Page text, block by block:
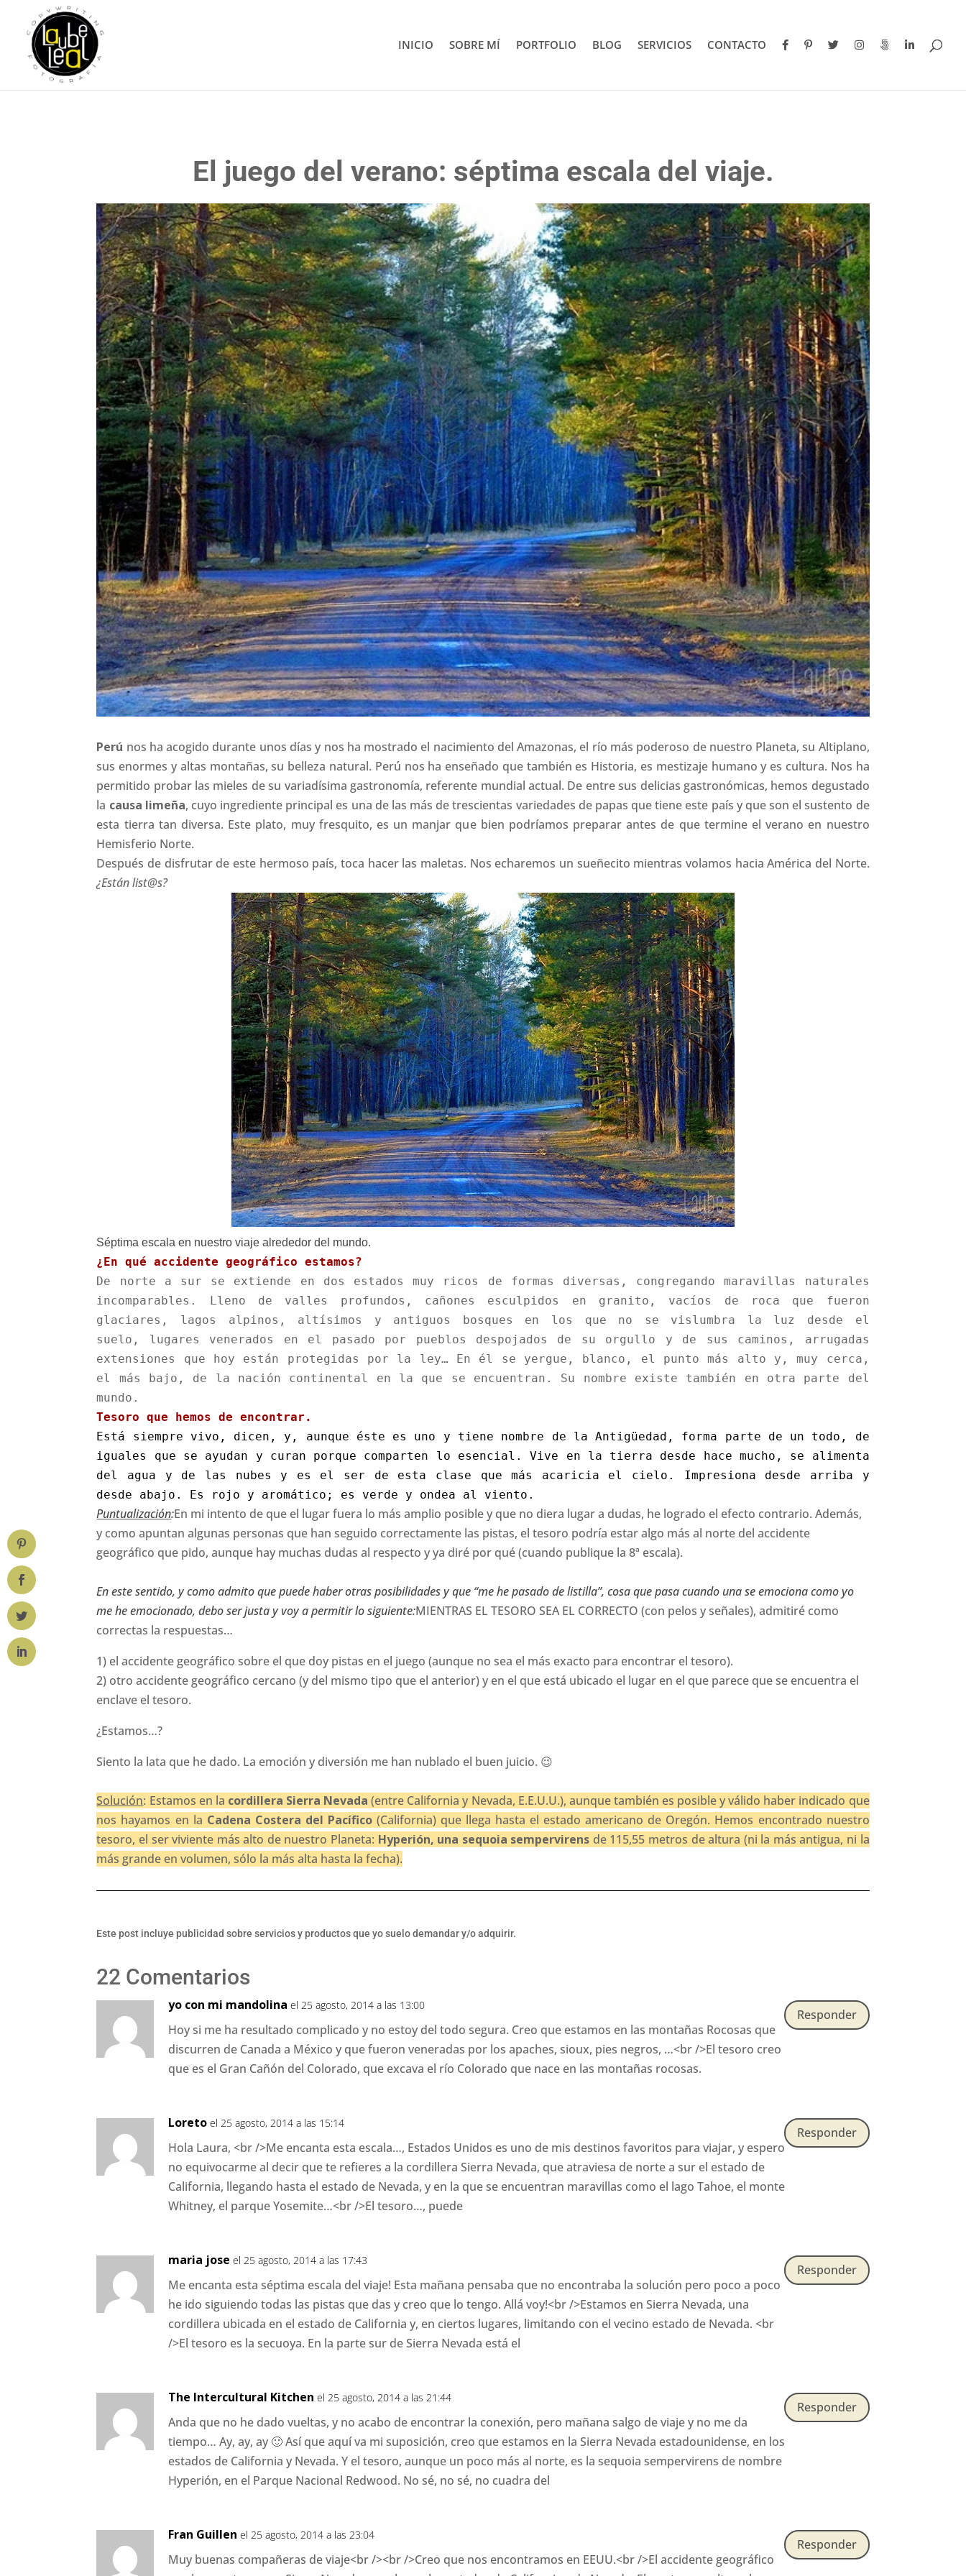
INICIO SOBRE MÍ PORTFOLIO BLOG SERVICIOS CONTACTO
El juego del verano: séptima escala del viaje.
Perú nos ha acogido durante unos días y nos ha mostrado el nacimiento del Amazonas, el río más poderoso de nuestro Planeta, su Altiplano,
sus enormes y altas montañas, su belleza natural. Perú nos ha enseñado que también es Historia, es mestizaje humano y es cultura. Nos ha
permitido probar las mieles de su variadísima gastronomía, referente mundial actual. De entre sus delicias gastronómicas, hemos degustado
la causa limeña, cuyo ingrediente principal es una de las más de trescientas variedades de papas que tiene este país y que son el sustento de
esta tierra tan diversa. Este plato, muy fresquito, es un manjar que bien podríamos preparar antes de que termine el verano en nuestro
Hemisferio Norte.
Después de disfrutar de este hermoso país, toca hacer las maletas. Nos echaremos un sueñecito mientras volamos hacia América del Norte.
¿Están list@s?
Séptima escala en nuestro viaje alrededor del mundo.
¿En qué accidente geográfico estamos?
De norte a sur se extiende en dos estados muy ricos de formas diversas, congregando maravillas naturales
incomparables. Lleno de valles profundos, cañones esculpidos en granito, vacíos de roca que fueron
glaciares, lagos alpinos, altísimos y antiguos bosques en los que no se vislumbra la luz desde el
suelo, lugares venerados en el pasado por pueblos despojados de su orgullo y de sus caminos, arrugadas
extensiones que hoy están protegidas por la ley… En él se yergue, blanco, el punto más alto y, muy cerca,
el más bajo, de la nación continental en la que se encuentran. Su nombre existe también en otra parte del
mundo.
Tesoro que hemos de encontrar.
Está siempre vivo, dicen, y, aunque éste es uno y tiene nombre de la Antigüedad, forma parte de un todo, de
iguales que se ayudan y curan porque comparten lo esencial. Vive en la tierra desde hace mucho, se alimenta
del agua y de las nubes y es el ser de esta clase que más acaricia el cielo. Impresiona desde arriba y
desde abajo. Es rojo y aromático; es verde y ondea al viento.
Puntualización:En mi intento de que el lugar fuera lo más amplio posible y que no diera lugar a dudas, he logrado el efecto contrario. Además,
y como apuntan algunas personas que han seguido correctamente las pistas, el tesoro podría estar algo más al norte del accidente
geográfico que pido, aunque hay muchas dudas al respecto y ya diré por qué (cuando publique la 8ª escala).
En este sentido, y como admito que puede haber otras posibilidades y que “me he pasado de listilla”, cosa que pasa cuando una se emociona como yo
me he emocionado, debo ser justa y voy a permitir lo siguiente:MIENTRAS EL TESORO SEA EL CORRECTO (con pelos y señales), admitiré como
correctas la respuestas…
1) el accidente geográfico sobre el que doy pistas en el juego (aunque no sea el más exacto para encontrar el tesoro).
2) otro accidente geográfico cercano (y del mismo tipo que el anterior) y en el que está ubicado el lugar en el que parece que se encuentra el
enclave el tesoro.
¿Estamos…?
Siento la lata que he dado. La emoción y diversión me han nublado el buen juicio. 😉
Solución: Estamos en la cordillera Sierra Nevada (entre California y Nevada, E.E.U.U.), aunque también es posible y válido haber indicado que
nos hayamos en la Cadena Costera del Pacífico(California) que llega hasta el estado americano de Oregón. Hemos encontrado nuestro
tesoro, el ser viviente más alto de nuestro Planeta: Hyperión, una sequoia sempervirens de 115,55 metros de altura (ni la más antigua, ni la
más grande en volumen, sólo la más alta hasta la fecha).
Este post incluye publicidad sobre servicios y productos que yo suelo demandar y/o adquirir.
22 Comentarios
yo con mi mandolina el 25 agosto, 2014 a las 13:00
Hoy si me ha resultado complicado y no estoy del todo segura. Creo que estamos en las montañas Rocosas que
discurren de Canada a México y que fueron veneradas por los apaches, sioux, pies negros, …<br />El tesoro creo
que es el Gran Cañón del Colorado, que excava el río Colorado que nace en las montañas rocosas.
Responder
Loreto el 25 agosto, 2014 a las 15:14
Hola Laura, <br />Me encanta esta escala…, Estados Unidos es uno de mis destinos favoritos para viajar, y espero
no equivocarme al decir que te refieres a la cordillera Sierra Nevada, que atraviesa de norte a sur el estado de
California, llegando hasta el estado de Nevada, y en la que se encuentran maravillas como el lago Tahoe, el monte
Whitney, el parque Yosemite…<br />El tesoro…, puede
Responder
maria jose el 25 agosto, 2014 a las 17:43
Me encanta esta séptima escala del viaje! Esta mañana pensaba que no encontraba la solución pero poco a poco
he ido siguiendo todas las pistas que das y creo que lo tengo. Allá voy!<br />Estamos en Sierra Nevada, una
cordillera ubicada en el estado de California y, en ciertos lugares, limitando con el vecino estado de Nevada. <br
/>El tesoro es la secuoya. En la parte sur de Sierra Nevada está el
Responder
The Intercultural Kitchen el 25 agosto, 2014 a las 21:44
Anda que no he dado vueltas, y no acabo de encontrar la conexión, pero mañana salgo de viaje y no me da
tiempo… Ay, ay, ay 🙂 Así que aquí va mi suposición, creo que estamos en la Sierra Nevada estadounidense, en los
estados de California y Nevada. Y el tesoro, aunque un poco más al norte, es la sequoia sempervirens de nombre
Hyperión, en el Parque Nacional Redwood. No sé, no sé, no cuadra del
Responder
Fran Guillen el 25 agosto, 2014 a las 23:04
Muy buenas compañeras de viaje<br /><br />Creo que nos encontramos en EEUU.<br />El accidente geográfico
Responder